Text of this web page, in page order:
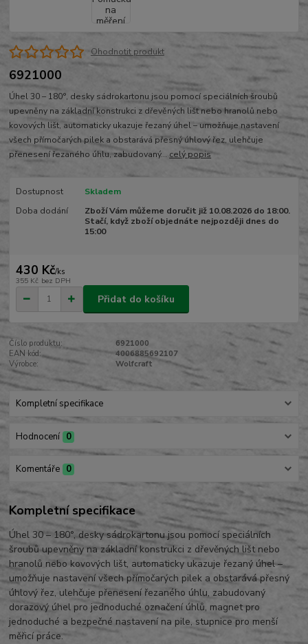
Ohodnotit produkt
6921000
Úhel 30 – 180°, desky sádrokartonu jsou pomocí speciálních šroubů
upevněny na základní konstrukci z dřevěných lišt nebo hranolů nebo
kovových lišt, automaticky ukazuje řezaný úhel – umožňuje nastavení
všech přímočarých pilek a obstarává přesný úhlový řez, ulehčuje
přenesení řezaného úhlu, zabudovaný... celý popis
Dostupnost
Skladem
Doba dodání
Zboží Vám můžeme doručit již 10.08.2026 do 18:00.
Stačí, když zboží objednáte nejpozději dnes do
15:00
430 Kč/ks
355 Kč bez DPH
Přidat do košíku
Číslo produktu:
6921000
EAN kód:
4006885692107
Výrobce:
Wolfcraft
Kompletní specifikace
Hodnocení 0
Komentáře 0
Kompletní specifikace
Úhel 30 – 180°, desky sádrokartonu jsou pomocí speciálních
šroubů upevněny na základní konstrukci z dřevěných lišt nebo
hranolů nebo kovových lišt, automaticky ukazuje řezaný úhel –
umožňuje nastavení všech přímočarých pilek a obstarává přesný
úhlový řez, ulehčuje přenesení řezaného úhlu, zabudovaný
dorazový úhel pro jednoduché označení úhlů, magnet pro
jednoduché a bezpečné nastavení na pile, stupnice pro menší
měřicí práce.